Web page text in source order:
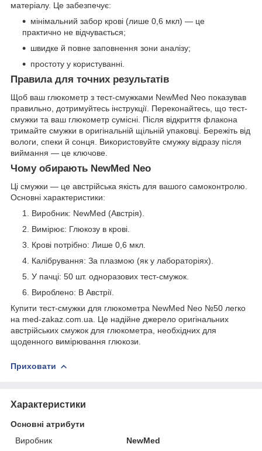
матеріалу. Це забезпечує:
мінімальний забор крові (лише 0,6 мкл) — це
практично не відчувається;
швидке й повне заповнення зони аналізу;
простоту у користуванні.
Правила для точних результатів
Щоб ваш глюкометр з тест-смужками NewMed Neo показував
правильно, дотримуйтесь інструкції. Переконайтесь, що тест-
смужки та ваш глюкометр сумісні. Після відкриття флакона
тримайте смужки в оригінальній щільній упаковці. Бережіть від
вологи, спеки й сонця. Використовуйте смужку відразу після
виймання — це ключове.
Чому обирають NewMed Neo
Ці смужки — це австрійська якість для вашого самоконтролю.
Основні характеристики:
Виробник: NewMed (Австрія).
Вимірює: Глюкозу в крові.
Крові потрібно: Лише 0,6 мкл.
Калібрування: За плазмою (як у лабораторіях).
У пачці: 50 шт. одноразових тест-смужок.
Вироблено: В Австрії.
Купити тест-смужки для глюкометра NewMed Neo №50 легко
на med-zakaz.com.ua. Це надійне джерело оригінальних
австрійських смужок для глюкометра, необхідних для
щоденного вимірювання глюкози.
Приховати
Характеристики
Основні атрибути
Виробник
NewMed